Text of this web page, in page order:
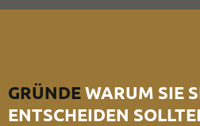
GRÜNDEWARUM SIE
ENTSCHEIDEN